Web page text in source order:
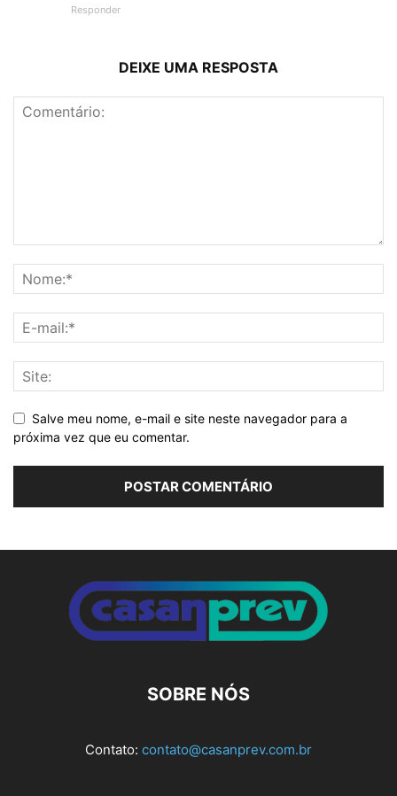
Responder
DEIXE UMA RESPOSTA
Salve meu nome, e-mail e site neste navegador para a
próxima vez que eu comentar.
SOBRE NÓS
Contato: contato@casanprev.com.br